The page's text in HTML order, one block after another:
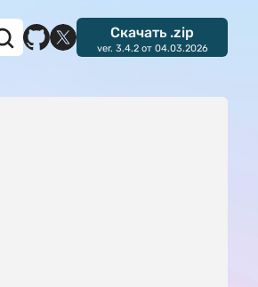
Скачать .zip
ver. 3.4.2 от 04.03.2026